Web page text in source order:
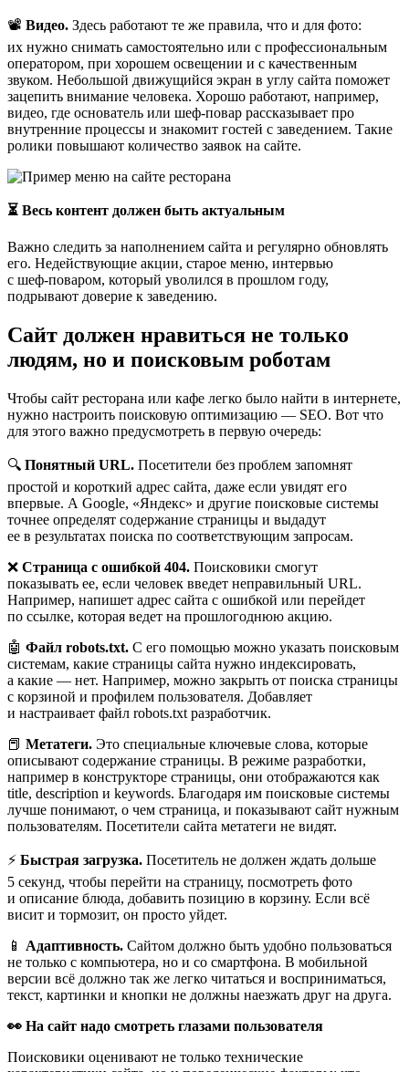
📽️ Видео. Здесь работают те же правила, что и для фото:
их нужно снимать самостоятельно или с профессиональным
оператором, при хорошем освещении и с качественным
звуком. Небольшой движущийся экран в углу сайта поможет
зацепить внимание человека. Хорошо работают, например,
видео, где основатель или шеф‑повар рассказывает про
внутренние процессы и знакомит гостей с заведением. Такие
ролики повышают количество заявок на сайте.
⏳ Весь контент должен быть актуальным
Важно следить за наполнением сайта и регулярно обновлять
его. Недействующие акции, старое меню, интервью
с шеф‑поваром, который уволился в прошлом году,
подрывают доверие к заведению.
Сайт должен нравиться не только
людям, но и поисковым роботам
Чтобы сайт ресторана или кафе легко было найти в интернете,
нужно настроить поисковую оптимизацию — SEO. Вот что
для этого важно предусмотреть в первую очередь:
🔍 Понятный URL. Посетители без проблем запомнят
простой и короткий адрес сайта, даже если увидят его
впервые. А Google, «Яндекс» и другие поисковые системы
точнее определят содержание страницы и выдадут
ее в результатах поиска по соответствующим запросам.
❌ Страница с ошибкой 404. Поисковики смогут
показывать ее, если человек введет неправильный URL.
Например, напишет адрес сайта с ошибкой или перейдет
по ссылке, которая ведет на прошлогоднюю акцию.
🤖 Файл robots.txt. С его помощью можно указать поисковым
системам, какие страницы сайта нужно индексировать,
а какие — нет. Например, можно закрыть от поиска страницы
с корзиной и профилем пользователя. Добавляет
и настраивает файл robots.txt разработчик.
📕 Метатеги. Это специальные ключевые слова, которые
описывают содержание страницы. В режиме разработки,
например в конструкторе страницы, они отображаются как
title, description и keywords. Благодаря им поисковые системы
лучше понимают, о чем страница, и показывают сайт нужным
пользователям. Посетители сайта метатеги не видят.
⚡ Быстрая загрузка. Посетитель не должен ждать дольше
5 секунд, чтобы перейти на страницу, посмотреть фото
и описание блюда, добавить позицию в корзину. Если всё
висит и тормозит, он просто уйдет.
📱 Адаптивность. Сайтом должно быть удобно пользоваться
не только с компьютера, но и со смартфона. В мобильной
версии всё должно так же легко читаться и восприниматься,
текст, картинки и кнопки не должны наезжать друг на друга.
👀 На сайт надо смотреть глазами пользователя
Поисковики оценивают не только технические